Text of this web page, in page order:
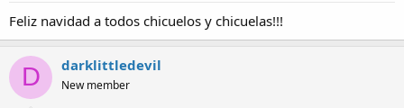
Feliz navidad a todos chicuelos y chicuelas!!!
D darklittledevil
New member